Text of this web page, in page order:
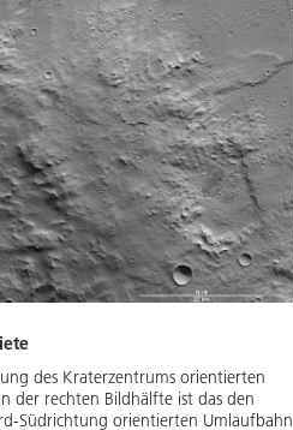
des Kraterzentrums orientierten
der rechten Bildhälfte ist das den
Südrichtung orientierten Umlaufbahn